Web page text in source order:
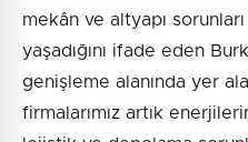
mekân ve altyapı
yaşadığını ifade eden
genişleme alanında yer
firmalarımız artık